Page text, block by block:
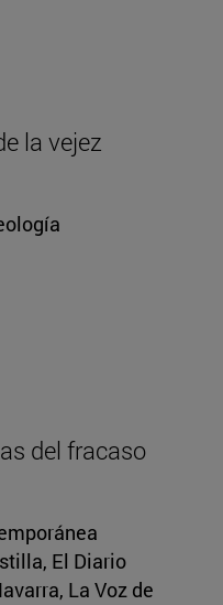
la vejez
del fracaso
El Diario
La Voz de